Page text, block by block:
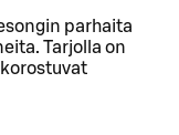
parhaita
Tarjolla on